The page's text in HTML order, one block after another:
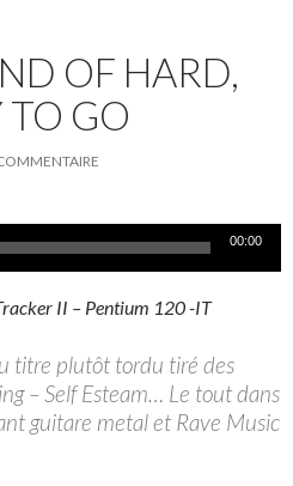
OF HARD,
TO GO
00:00
II – Pentium 120 -IT
titre plutôt tordu tiré des
– Self Esteam… Le tout dans
guitare metal et Rave Music